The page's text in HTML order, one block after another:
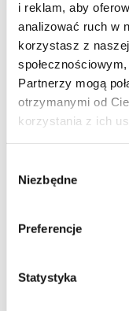
i reklam, aby
analizować ruch w
korzystasz z
Partnerzy mogą
otrzymanymi od
korzystania z ich
zgody
Niezbędne
Preferencje
Statystyka